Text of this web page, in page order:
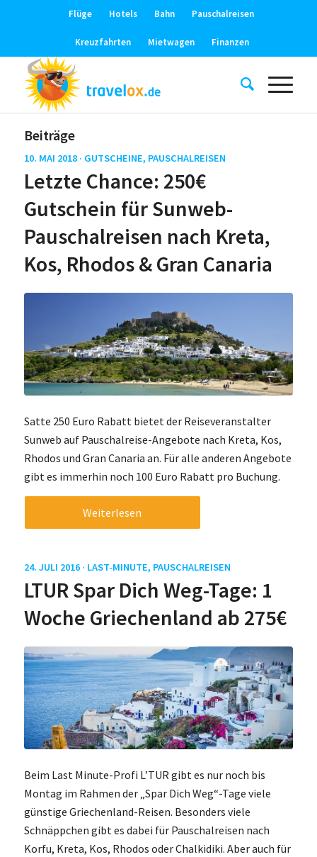
Flüge Hotels Bahn Pauschalreisen
Kreuzfahrten Mietwagen Finanzen
Beiträge
10. MAI 2018 · GUTSCHEINE, PAUSCHALREISEN
Letzte Chance: 250€
Gutschein für Sunweb-
Pauschalreisen nach Kreta,
Kos, Rhodos & Gran Canaria
Satte 250 Euro Rabatt bietet der Reiseveranstalter
Sunweb auf Pauschalreise-Angebote nach Kreta, Kos,
Rhodos und Gran Canaria an. Für alle anderen Angebote
gibt es immerhin noch 100 Euro Rabatt pro Buchung.
Weiterlesen
24. JULI 2016 · LAST-MINUTE, PAUSCHALREISEN
LTUR Spar Dich Weg-Tage: 1
Woche Griechenland ab 275€
Beim Last Minute-Profi L’TUR gibt es nur noch bis
Montag im Rahmen der „Spar Dich Weg“-Tage viele
günstige Griechenland-Reisen. Besonders viele
Schnäppchen gibt es dabei für Pauschalreisen nach
Korfu, Kreta, Kos, Rhodos oder Chalkidiki. Aber auch für